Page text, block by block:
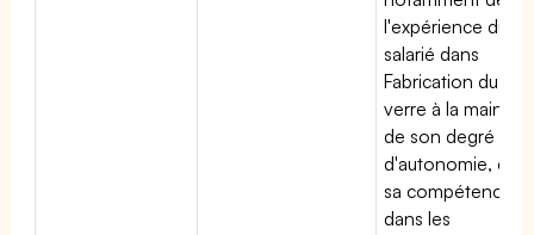
l'expérience du
salarié dans
Fabrication du
verre à la main,
de son degré
d'autonomie, de
sa compétence
dans les